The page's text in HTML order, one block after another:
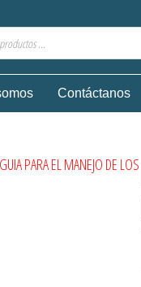
Contáctanos